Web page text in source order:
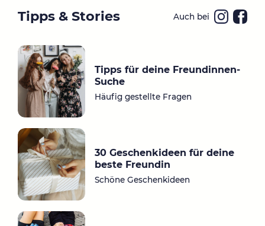
Tipps & Stories Auch bei
a
ok
Tipps für deine Freundinnen-
Suche
Häufig gestellte Fragen
30 Geschenkideen für deine
beste Freundin
Schöne Geschenkideen